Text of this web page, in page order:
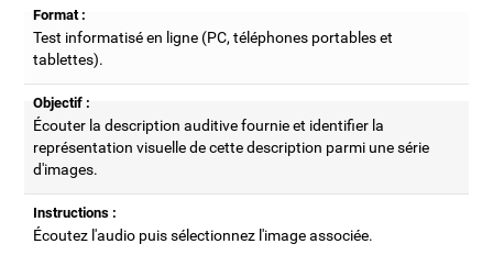
Format :
Test informatisé en ligne (PC, téléphones portables et
tablettes).
Objectif :
Écouter la description auditive fournie et identifier la
représentation visuelle de cette description parmi une série
d'images.
Instructions :
Écoutez l'audio puis sélectionnez l'image associée.